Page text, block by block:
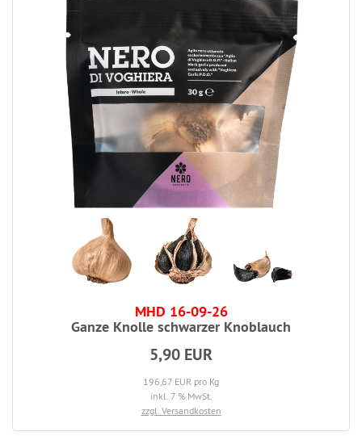
MHD 16-09-26
Ganze Knolle schwarzer Knoblauch
5,90 EUR
196,67 EUR pro Kg
inkl. 7 % MwSt.
zzgl. Versandkosten